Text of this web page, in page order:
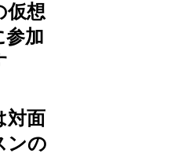
仮想
参加
対面
ンの